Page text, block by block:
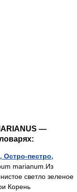
—
Остро-пестро,
marianum.Из
светло зеленое
Корень